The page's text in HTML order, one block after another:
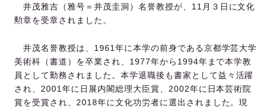
井茂雅吉（雅号＝井茂圭洞）名誉教授が、11月３日に文化
勲章を受章されました。
井茂名誉教授は、1961年に本学の前身である京都学芸大学
美術科（書道）を卒業され、1977年から1994年まで本学教
員として勤務されました。本学退職後も書家として益々活躍
され、2001年に日展内閣総理大臣賞、2002年に日本芸術院
賞を受賞され、2018年に文化功労者に選出されました。現